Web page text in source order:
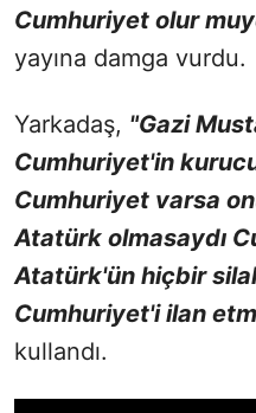
Cumhuriyet olur
yayına damga vurdu.
Yarkadaş, "Gazi
Cumhuriyet'in
Cumhuriyet varsa
Atatürk olmasaydı
Atatürk'ün hiçbir
Cumhuriyet'i ilan
kullandı.